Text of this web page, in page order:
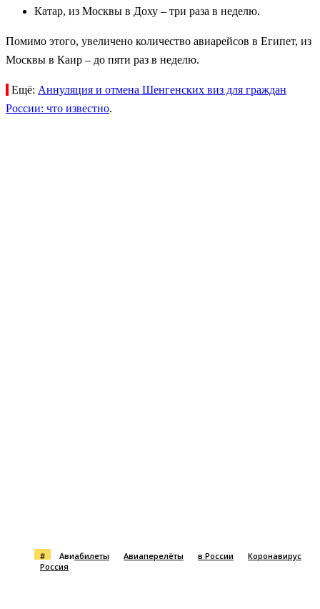
Катар, из Москвы в Доху – три раза в неделю.
Помимо этого, увеличено количество авиарейсов в Египет, из
Москвы в Каир – до пяти раз в неделю.
Ещё: Аннуляция и отмена Шенгенских виз для граждан
России: что известно.
# Авиабилеты Авиаперелёты в России
Коронавирус
Россия